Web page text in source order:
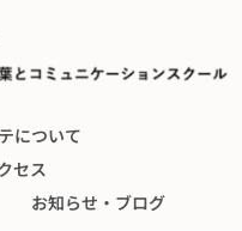
について
セス
お知らせ・ブログ